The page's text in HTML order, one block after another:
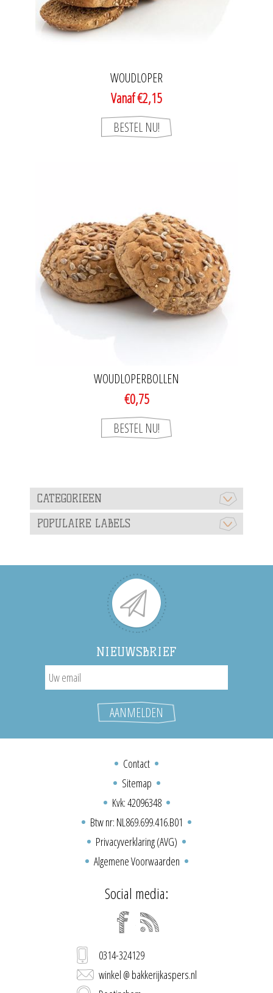
WOUDLOPER
Vanaf €2,15
WOUDLOPERBOLLEN
€0,75
CATEGORIEEN
POPULAIRE LABELS
NIEUWSBRIEF
Contact
Sitemap
Kvk: 42096348
Btw nr: NL869.699.416.B01
Privacyverklaring (AVG)
Algemene Voorwaarden
Social media:
0314-324129
winkel @ bakkerijkaspers.nl